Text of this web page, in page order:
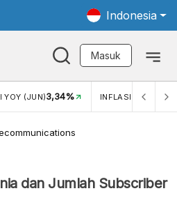
Indonesia
Masuk
YOY (JUN)3,34% INFLASI MOM
dan Jumlah Subscriber